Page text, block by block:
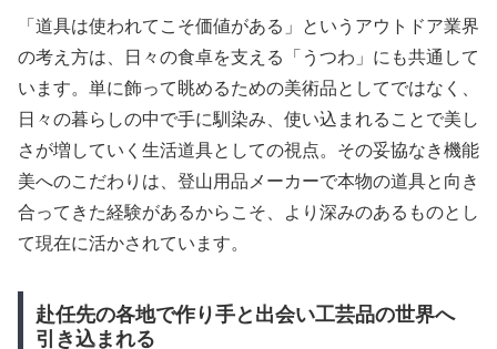
「道具は使われてこそ価値がある」というアウトドア業界
の考え方は、日々の食卓を支える「うつわ」にも共通して
います。単に飾って眺めるための美術品としてではなく、
日々の暮らしの中で手に馴染み、使い込まれることで美し
さが増していく生活道具としての視点。その妥協なき機能
美へのこだわりは、登山用品メーカーで本物の道具と向き
合ってきた経験があるからこそ、より深みのあるものとし
て現在に活かされています。
赴任先の各地で作り手と出会い工芸品の世界へ
引き込まれる